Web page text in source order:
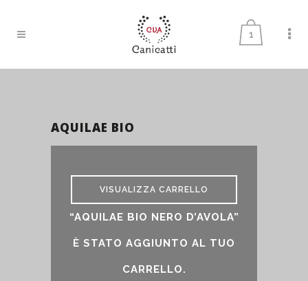
1
AQUILAE BIO
VISUALIZZA CARRELLO
“AQUILAE BIO NERO D’AVOLA”
È STATO AGGIUNTO AL TUO
CARRELLO.